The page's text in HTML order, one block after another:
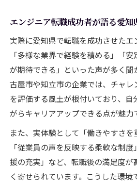
エンジニア転職成功者が語る愛知
実際に愛知県で転職を成功させたエ
「多様な業界で経験を積める」「
が期待できる」といった声が多く聞
古屋市や知立市の企業では、チャ
を評価する風土が根付いており、自
がらキャリアアップできる点が魅力
また、実体験として「働きやすさを
「従業員の声を反映する柔軟な制
援の充実」など、転職後の満足度が
く寄せられています。こうした環境